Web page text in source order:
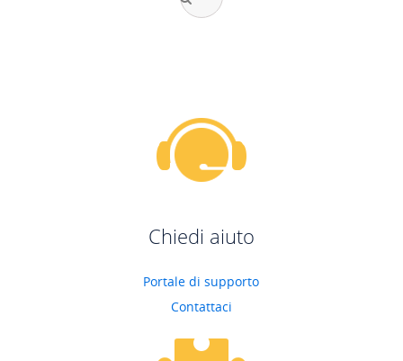
Chiedi aiuto
Portale di supporto
Contattaci